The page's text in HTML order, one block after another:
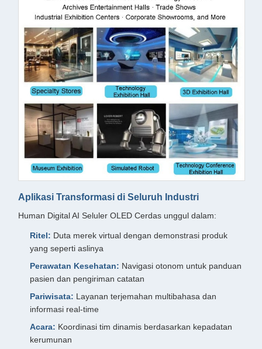
Aplikasi Transformasi di Seluruh Industri
Human Digital AI Seluler OLED Cerdas unggul dalam:
Ritel: Duta merek virtual dengan demonstrasi produk
yang seperti aslinya
Perawatan Kesehatan: Navigasi otonom untuk panduan
pasien dan pengiriman catatan
Pariwisata: Layanan terjemahan multibahasa dan
informasi real-time
Acara: Koordinasi tim dinamis berdasarkan kepadatan
kerumunan